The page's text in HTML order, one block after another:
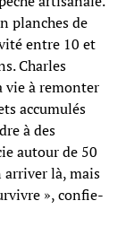
planches de
entre 10 et
Charles
vie à remonter
accumulés
à des
autour de 50
arriver là, mais
», confie-